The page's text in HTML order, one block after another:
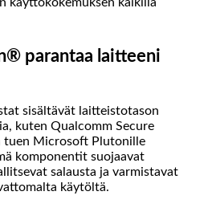
parantaa laitteeni
sisältävät laitteistotason
kuten Qualcomm Secure
tuen Microsoft Plutonille
komponentit suojaavat
salausta ja varmistavat
käytöltä.